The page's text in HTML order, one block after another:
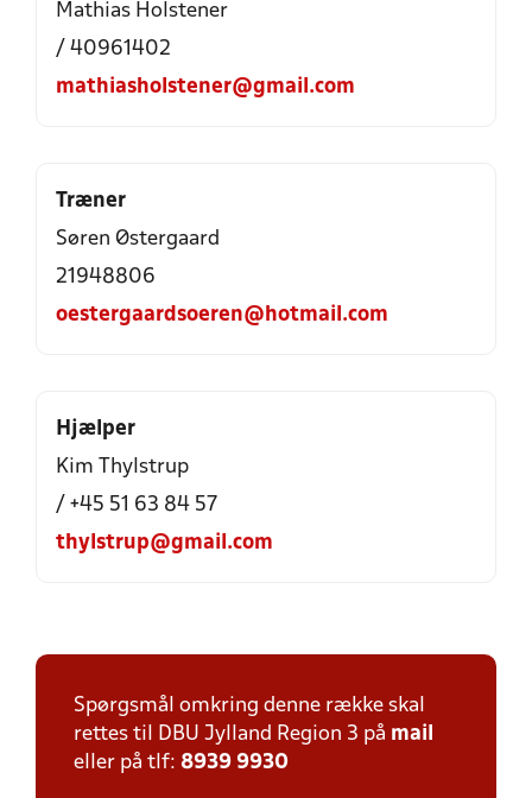
Mathias Holstener
/ 40961402
mathiasholstener@gmail.com
Træner
Søren Østergaard
21948806
oestergaardsoeren@hotmail.com
Hjælper
Kim Thylstrup
/ +45 51 63 84 57
thylstrup@gmail.com
Spørgsmål omkring denne række skal
rettes til DBU Jylland Region 3 på mail
eller på tlf: 8939 9930